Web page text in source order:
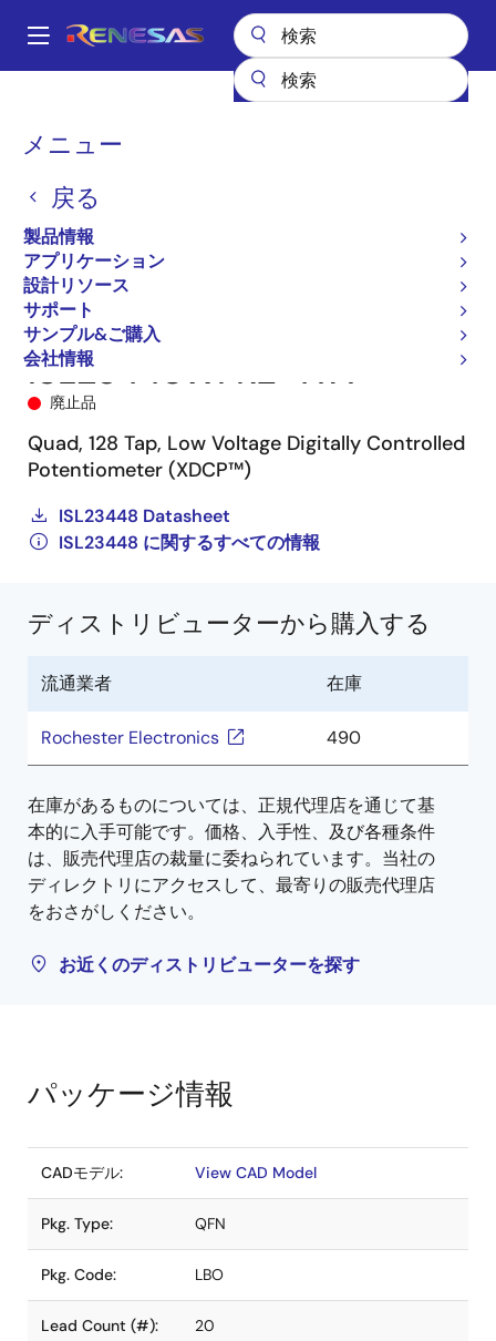
ン
Main
メニュー
戻る
製品情報
アプリケーション
設計リソース
サポート
サンプル&ご購入
会社情報
パ
く
ず
デジタルポテンショメータ（DCP）
ISL23448WFRZ-T7A
廃止品
Quad, 128 Tap, Low Voltage Digitally Controlled
Potentiometer (XDCP™)
ISL23448 Datasheet
ISL23448 に関するすべての情報
ディストリビューターから購入する
流通業者 在庫
Rochester Electronics 490
在庫があるものについては、正規代理店を通じて基
本的に入手可能です。価格、入手性、及び各種条件
は、販売代理店の裁量に委ねられています。当社の
ディレクトリにアクセスして、最寄りの販売代理店
をおさがしください。
お近くのディストリビューターを探す
パッケージ情報
CADモデル: View CAD Model
Pkg. Type: QFN
Pkg. Code: LBO
Lead Count (#): 20